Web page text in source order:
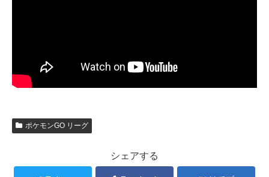
ポケモンGO リーグ
シェアする